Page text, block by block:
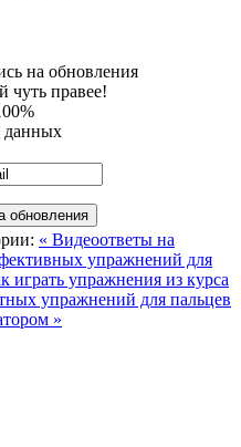
на обновления
чуть правее!
данных
« Видеоответы на
упражнений для
играть упражнения из курса
упражнений для пальцев
»